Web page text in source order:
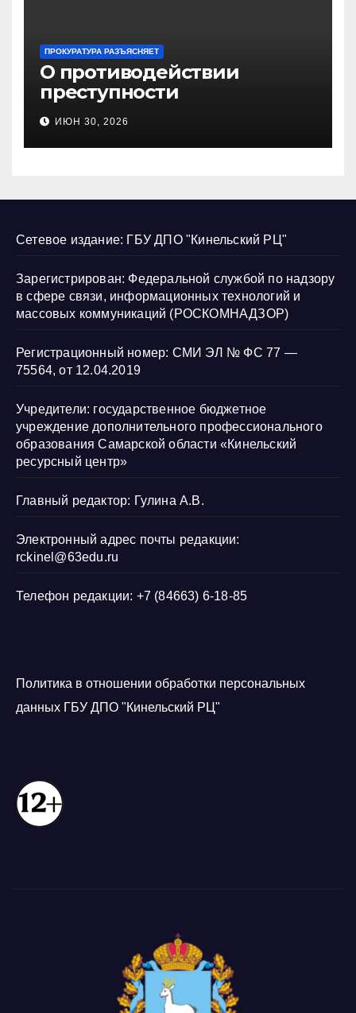
ПРОКУРАТУРА РАЗЪЯСНЯЕТ
О противодействии
преступности
несовершеннолетних и
нарушению их прав
ИЮН 30, 2026
Сетевое издание: ГБУ ДПО "Кинельский РЦ"
Зарегистрирован: Федеральной службой по надзору
в сфере связи, информационных технологий и
массовых коммуникаций (РОСКОМНАДЗОР)
Регистрационный номер: СМИ ЭЛ № ФС 77 —
75564, от 12.04.2019
Учредители: государственное бюджетное
учреждение дополнительного профессионального
образования Самарской области «Кинельский
ресурсный центр»
Главный редактор: Гулина А.В.
Электронный адрес почты редакции:
rckinel@63edu.ru
Телефон редакции: +7 (84663) 6-18-85
Политика в отношении обработки персональных
данных ГБУ ДПО "Кинельский РЦ"